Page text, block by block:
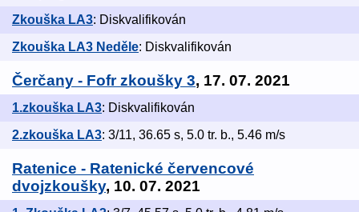
Zkouška LA3: Diskvalifikován
Zkouška LA3 Neděle: Diskvalifikován
Čerčany - Fofr zkoušky 3, 17. 07. 2021
1.zkouška LA3: Diskvalifikován
2.zkouška LA3: 3/11, 36.65 s, 5.0 tr. b., 5.46 m/s
Ratenice - Ratenické červencové
dvojzkoušky, 10. 07. 2021